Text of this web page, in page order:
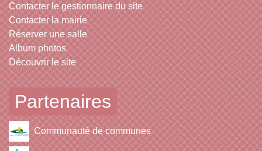
Contacter le gestionnaire du site
Contacter la mairie
Réserver une salle
Album photos
Découvrir le site
Partenaires
Communauté de communes